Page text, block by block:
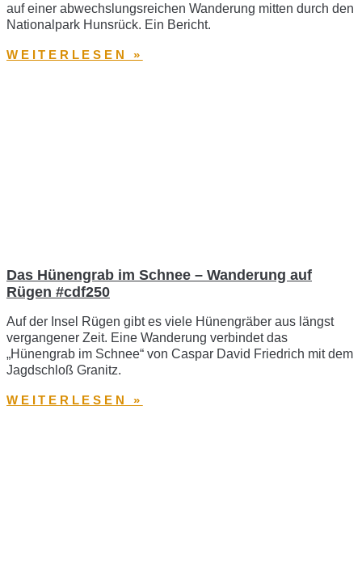
auf einer abwechslungsreichen Wanderung mitten durch den
Nationalpark Hunsrück. Ein Bericht.
WEITERLESEN »
Das Hünengrab im Schnee – Wanderung auf
Rügen #cdf250
Auf der Insel Rügen gibt es viele Hünengräber aus längst
vergangener Zeit. Eine Wanderung verbindet das
„Hünengrab im Schnee“ von Caspar David Friedrich mit dem
Jagdschloß Granitz.
WEITERLESEN »